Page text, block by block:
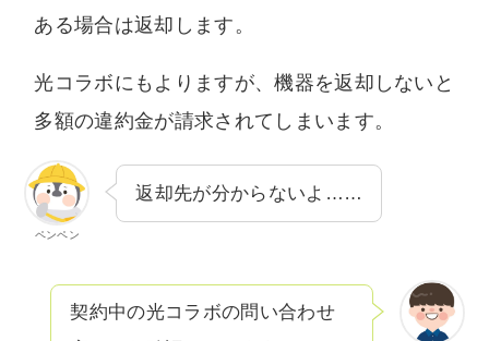
ある場合は返却します。
光コラボにもよりますが、機器を返却しないと
多額の違約金が請求されてしまいます。
ペンペン
返却先が分からないよ……
契約中の光コラボの問い合わせ